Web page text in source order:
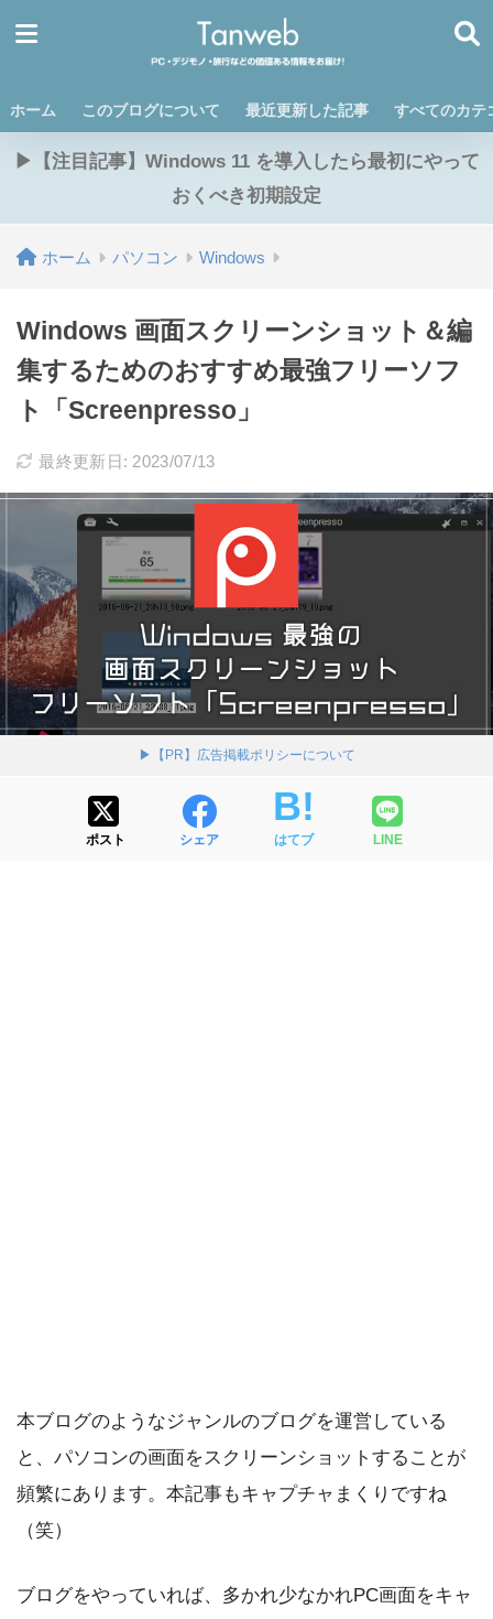
ホーム このブログについて 最近更新した記事 すべてのカテ
▶【注目記事】Windows 11 を導入したら最初にやって
おくべき初期設定
ホーム パソコン Windows
Windows 画面スクリーンショット＆編
集するためのおすすめ最強フリーソフ
ト「Screenpresso」
最終更新日: 2023/07/13
▶【PR】広告掲載ポリシーについて
ポスト シェア はてブ LINE
本ブログのようなジャンルのブログを運営している
と、パソコンの画面をスクリーンショットすることが
頻繁にあります。本記事もキャプチャまくりですね
（笑）
ブログをやっていれば、多かれ少なかれPC画面をキャ